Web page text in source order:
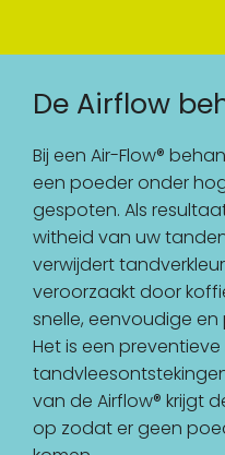
De Airflow
Bij een Air-Flow®
een poeder onder
gespoten. Als
witheid van uw
verwijdert
veroorzaakt door
snelle, eenvoudige
Het is een
van de Airflow® krijgt
op zodat er geen